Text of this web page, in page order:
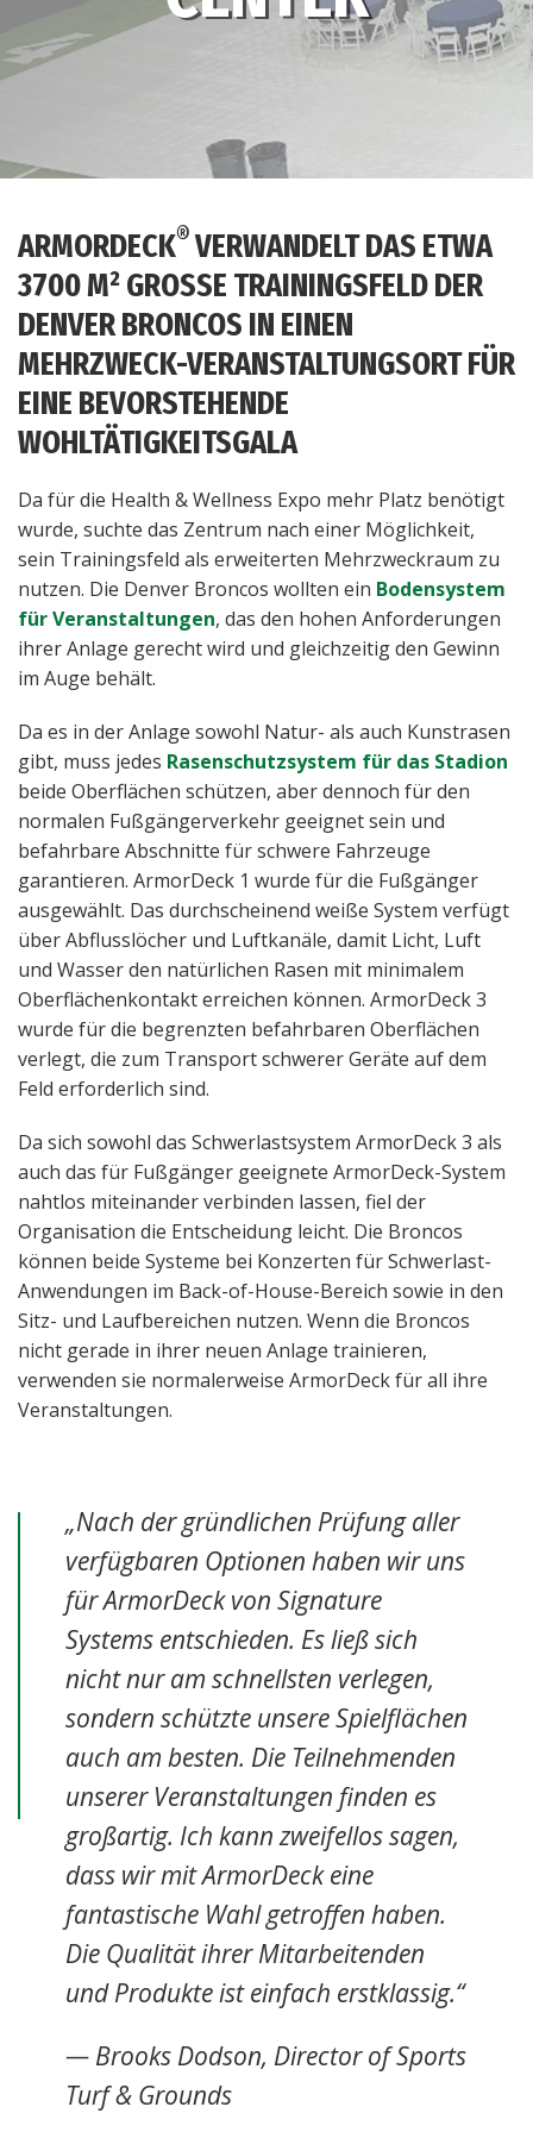
ARMORDECK®VERWANDELT DAS ETWA
3700 M² GROSSE TRAININGSFELD DER
DENVER BRONCOS IN EINEN
MEHRZWECK-VERANSTALTUNGSORT FÜR
EINE BEVORSTEHENDE
WOHLTÄTIGKEITSGALA
Da für die Health & Wellness Expo mehr Platz benötigt
wurde, suchte das Zentrum nach einer Möglichkeit,
sein Trainingsfeld als erweiterten Mehrzweckraum zu
nutzen. Die Denver Broncos wollten ein Bodensystem
für Veranstaltungen, das den hohen Anforderungen
ihrer Anlage gerecht wird und gleichzeitig den Gewinn
im Auge behält.
Da es in der Anlage sowohl Natur- als auch Kunstrasen
gibt, muss jedes Rasenschutzsystem für das Stadion
beide Oberflächen schützen, aber dennoch für den
normalen Fußgängerverkehr geeignet sein und
befahrbare Abschnitte für schwere Fahrzeuge
garantieren. ArmorDeck 1 wurde für die Fußgänger
ausgewählt. Das durchscheinend weiße System verfügt
über Abflusslöcher und Luftkanäle, damit Licht, Luft
und Wasser den natürlichen Rasen mit minimalem
Oberflächenkontakt erreichen können. ArmorDeck 3
wurde für die begrenzten befahrbaren Oberflächen
verlegt, die zum Transport schwerer Geräte auf dem
Feld erforderlich sind.
Da sich sowohl das Schwerlastsystem ArmorDeck 3 als
auch das für Fußgänger geeignete ArmorDeck-System
nahtlos miteinander verbinden lassen, fiel der
Organisation die Entscheidung leicht. Die Broncos
können beide Systeme bei Konzerten für Schwerlast-
Anwendungen im Back-of-House-Bereich sowie in den
Sitz- und Laufbereichen nutzen. Wenn die Broncos
nicht gerade in ihrer neuen Anlage trainieren,
verwenden sie normalerweise ArmorDeck für all ihre
Veranstaltungen.
„Nach der gründlichen Prüfung aller
verfügbaren Optionen haben wir uns
für ArmorDeck von Signature
Systems entschieden. Es ließ sich
nicht nur am schnellsten verlegen,
sondern schützte unsere Spielflächen
auch am besten. Die Teilnehmenden
unserer Veranstaltungen finden es
großartig. Ich kann zweifellos sagen,
dass wir mit ArmorDeck eine
fantastische Wahl getroffen haben.
Die Qualität ihrer Mitarbeitenden
und Produkte ist einfach erstklassig.“
— Brooks Dodson, Director of Sports
Turf & Grounds